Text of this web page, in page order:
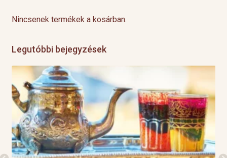
Nincsenek termékek a kosárban.
Legutóbbi bejegyzések